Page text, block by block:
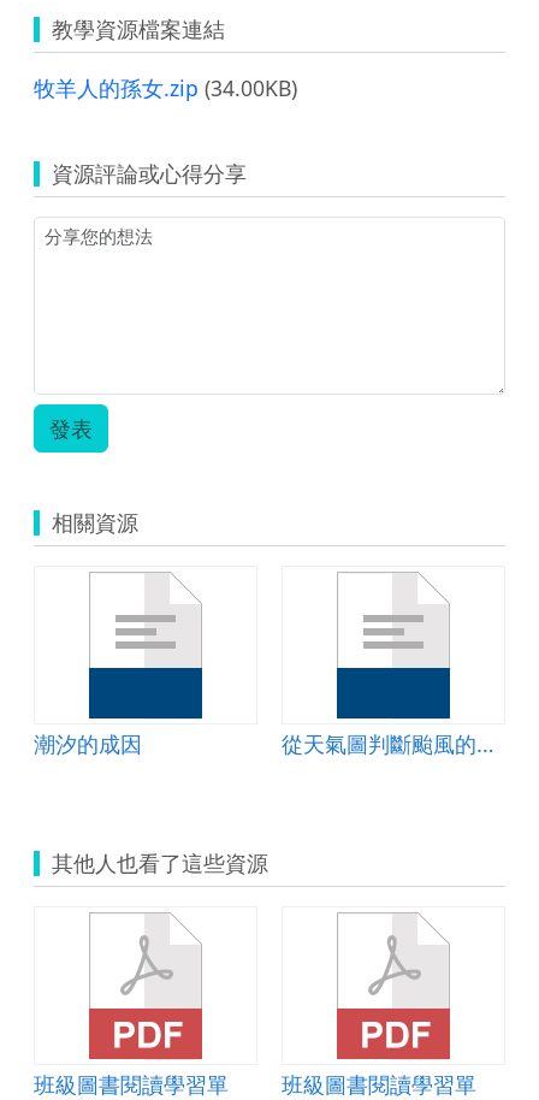
教學資源檔案連結
牧羊人的孫女.zip (34.00KB)
資源評論或心得分享
發表
相關資源
潮汐的成因
從天氣圖判斷颱風的影響
其他人也看了這些資源
班級圖書閱讀學習單 班級圖書閱讀學習單